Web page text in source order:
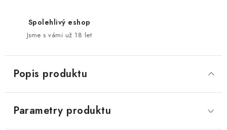
Spolehlivý eshop
Jsme s vámi už 18 let
Popis produktu
Parametry produktu